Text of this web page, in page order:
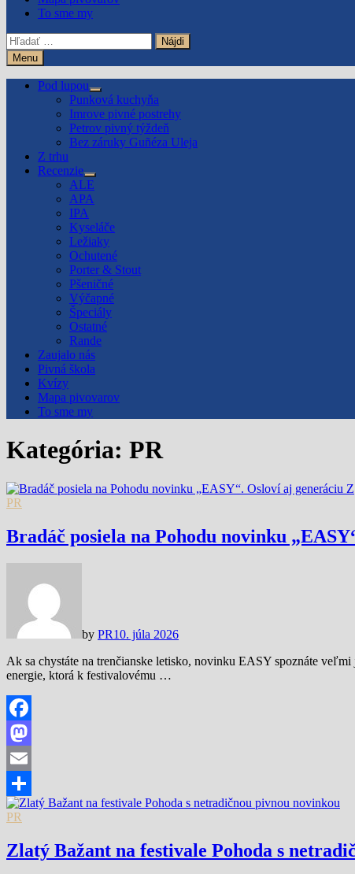
To sme my
Hľadať:
Menu
Pod lupou
Show
sub
menu
Punková kuchyňa
Imrove pivné postrehy
Petrov pivný týždeň
Bez záruky Guñéza Uleja
Z trhu
Recenzie
Show
sub
menu
ALE
APA
IPA
Kyseláče
Ležiaky
Ochutené
Porter & Stout
Pšeničné
Výčapné
Špeciály
Ostatné
Rande
Zaujalo nás
Pivná škola
Kvízy
Mapa pivovarov
To sme my
Kategória: PR
PR
Bradáč posiela na Pohodu novinku
by PR10. júla 2026
Ak sa chystáte na trenčianske letisko, novinku EASY spoznáte
energie, ktorá k festivalovému …
Facebook
Mastodon
Email
Share
PR
Zlatý Bažant na festivale Pohoda s